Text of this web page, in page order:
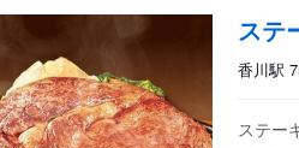
ステ
香川駅
ステー